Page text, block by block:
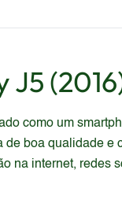
J5
como um
boa qualidade
na internet,